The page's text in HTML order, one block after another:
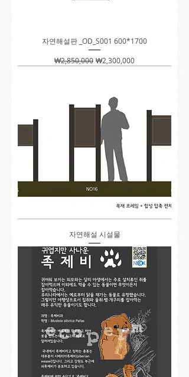
자연해설판 _OD_S001 600*1700
일반가
₩2,850,000 할인가
₩2,300,000
자연해설 시설물